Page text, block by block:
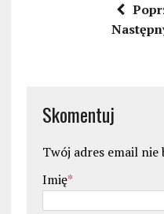
Skomentuj
Twój adres email nie
Imię*